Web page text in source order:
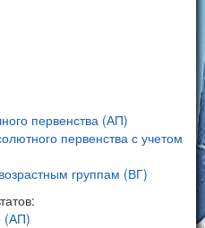
первенства (АП)
первенства с учетом
группам (ВГ)
(АП)